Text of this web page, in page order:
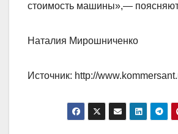
стоимость машины»,—
Наталия Мирошниченко
Источник: http://